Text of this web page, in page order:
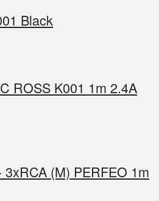
Black
ROSS K001 1m 2.4A
3xRCA (M) PERFEO 1m